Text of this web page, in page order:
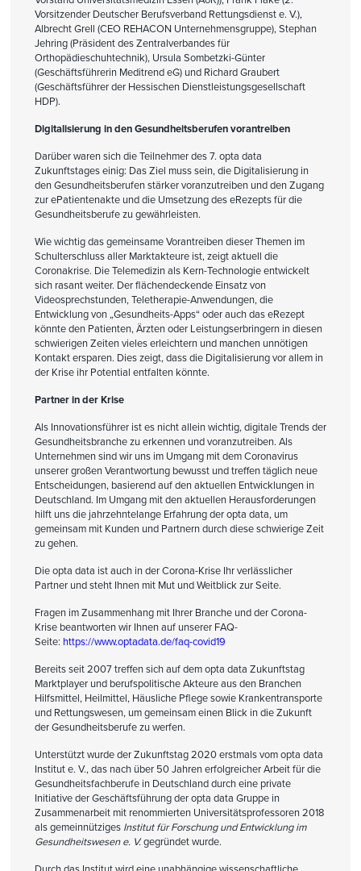
Vorsitzender Deutscher Berufsverband Rettungsdienst e. V.),
Albrecht Grell (CEO REHACON Unternehmensgruppe), Stephan
Jehring (Präsident des Zentralverbandes für
Orthopädieschuhtechnik), Ursula Sombetzki-Günter
(Geschäftsführerin Meditrend eG) und Richard Graubert
(Geschäftsführer der Hessischen Dienstleistungsgesellschaft
HDP).
Digitalisierung in den Gesundheitsberufen vorantreiben
Darüber waren sich die Teilnehmer des 7. opta data
Zukunftstages einig: Das Ziel muss sein, die Digitalisierung in
den Gesundheitsberufen stärker voranzutreiben und den Zugang
zur ePatientenakte und die Umsetzung des eRezepts für die
Gesundheitsberufe zu gewährleisten.
Wie wichtig das gemeinsame Vorantreiben dieser Themen im
Schulterschluss aller Marktakteure ist, zeigt aktuell die
Coronakrise. Die Telemedizin als Kern-Technologie entwickelt
sich rasant weiter. Der flächendeckende Einsatz von
Videosprechstunden, Teletherapie-Anwendungen, die
Entwicklung von „Gesundheits-Apps“ oder auch das eRezept
könnte den Patienten, Ärzten oder Leistungserbringern in diesen
schwierigen Zeiten vieles erleichtern und manchen unnötigen
Kontakt ersparen. Dies zeigt, dass die Digitalisierung vor allem in
der Krise ihr Potential entfalten könnte.
Partner in der Krise
Als Innovationsführer ist es nicht allein wichtig, digitale Trends der
Gesundheitsbranche zu erkennen und voranzutreiben. Als
Unternehmen sind wir uns im Umgang mit dem Coronavirus
unserer großen Verantwortung bewusst und treffen täglich neue
Entscheidungen, basierend auf den aktuellen Entwicklungen in
Deutschland. Im Umgang mit den aktuellen Herausforderungen
hilft uns die jahrzehntelange Erfahrung der opta data, um
gemeinsam mit Kunden und Partnern durch diese schwierige Zeit
zu gehen.
Die opta data ist auch in der Corona-Krise Ihr verlässlicher
Partner und steht Ihnen mit Mut und Weitblick zur Seite.
Fragen im Zusammenhang mit Ihrer Branche und der Corona-
Krise beantworten wir Ihnen auf unserer FAQ-
Seite: https://www.optadata.de/faq-covid19
Bereits seit 2007 treffen sich auf dem opta data Zukunftstag
Marktplayer und berufspolitische Akteure aus den Branchen
Hilfsmittel, Heilmittel, Häusliche Pflege sowie Krankentransporte
und Rettungswesen, um gemeinsam einen Blick in die Zukunft
der Gesundheitsberufe zu werfen.
Unterstützt wurde der Zukunftstag 2020 erstmals vom opta data
Institut e. V., das nach über 50 Jahren erfolgreicher Arbeit für die
Gesundheitsfachberufe in Deutschland durch eine private
Initiative der Geschäftsführung der opta data Gruppe in
Zusammenarbeit mit renommierten Universitätsprofessoren 2018
als gemeinnütziges Institut für Forschung und Entwicklung im
Gesundheitswesen e. V.gegründet wurde.